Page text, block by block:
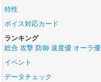
特性
ボイス対応カード
ランキング
総合 攻撃 防御 速度優 オーラ優
イベント
データチェック